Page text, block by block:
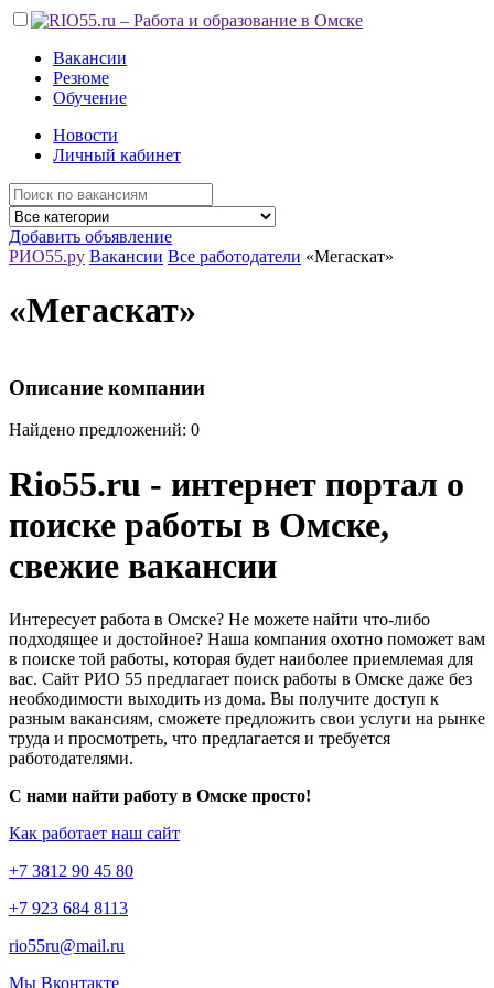
Вакансии
Резюме
Обучение
Новости
Личный кабинет
Добавить объявление
РИО55.ру Вакансии Все работодатели «Мегаскат»
«Мегаскат»
Описание компании
Найдено предложений: 0
Rio55.ru - интернет портал о
поиске работы в Омске,
свежие вакансии
Интересует работа в Омске? Не можете найти что-либо
подходящее и достойное? Наша компания охотно поможет вам
в поиске той работы, которая будет наиболее приемлемая для
вас. Сайт РИО 55 предлагает поиск работы в Омске даже без
необходимости выходить из дома. Вы получите доступ к
разным вакансиям, сможете предложить свои услуги на рынке
труда и просмотреть, что предлагается и требуется
работодателями.
С нами найти работу в Омске просто!
Как работает наш сайт
+7 3812 90 45 80
+7 923 684 8113
rio55ru@mail.ru
Мы Вконтакте